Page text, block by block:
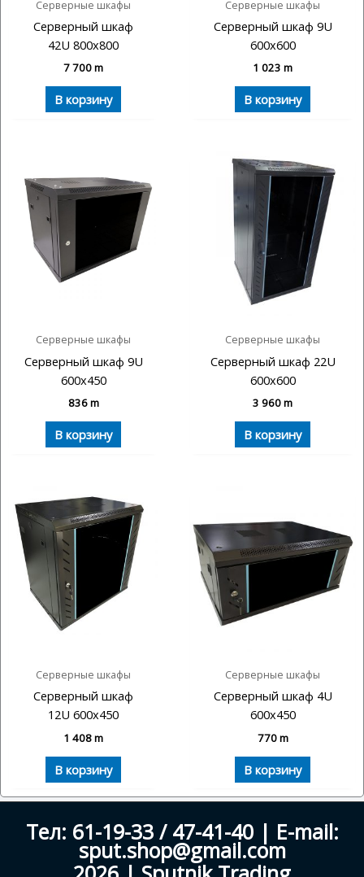
Серверные шкафы
Серверный шкаф
42U 800х800
7 700m
В корзину
Серверные шкафы
Серверный шкаф 9U
600х600
1 023 m
В корзину
Серверные шкафы
Серверный шкаф 9U
600х450
836m
В корзину
Серверные шкафы
Серверный шкаф 22U
600х600
3 960m
В корзину
Серверные шкафы
Серверный шкаф
12U 600х450
1 408m
В корзину
Серверные шкафы
Серверный шкаф 4U
600х450
770m
В корзину
Тел: 61-19-33 / 47-41-40 | E-mail:
sput.shop@gmail.com